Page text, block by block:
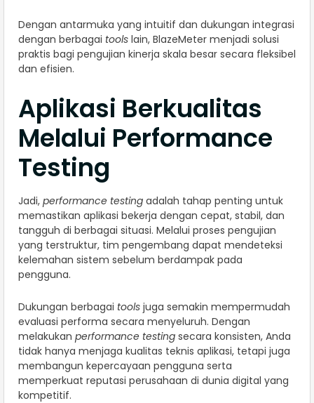
Dengan antarmuka yang intuitif dan dukungan integrasi
dengan berbagai tools lain, BlazeMeter menjadi solusi
praktis bagi pengujian kinerja skala besar secara fleksibel
dan efisien.
Aplikasi Berkualitas
Melalui Performance
Testing
Jadi, performance testing adalah tahap penting untuk
memastikan aplikasi bekerja dengan cepat, stabil, dan
tangguh di berbagai situasi. Melalui proses pengujian
yang terstruktur, tim pengembang dapat mendeteksi
kelemahan sistem sebelum berdampak pada
pengguna.
Dukungan berbagai tools juga semakin mempermudah
evaluasi performa secara menyeluruh. Dengan
melakukan performance testing secara konsisten, Anda
tidak hanya menjaga kualitas teknis aplikasi, tetapi juga
membangun kepercayaan pengguna serta
memperkuat reputasi perusahaan di dunia digital yang
kompetitif.